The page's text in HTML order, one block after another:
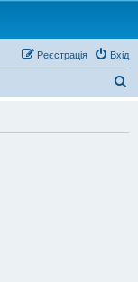
Вхід
Реєстрація